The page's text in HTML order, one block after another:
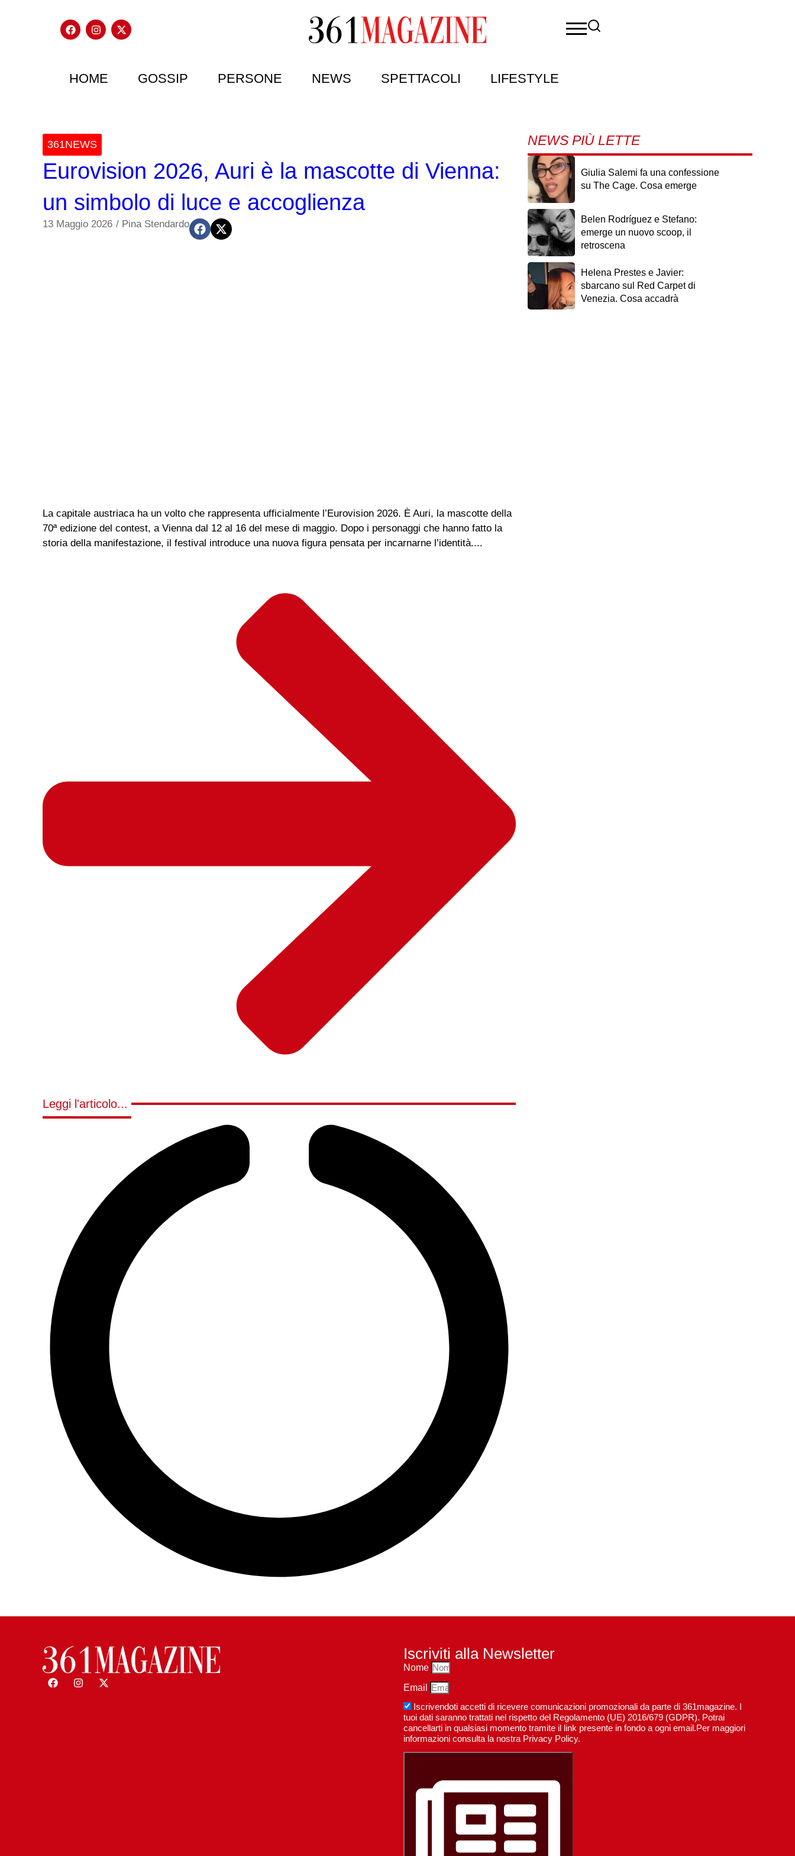
HOME GOSSIP PERSONE NEWS SPETTACOLI LIFESTYLE
361NEWS
Eurovision 2026, Auri è la mascotte di Vienna:
un simbolo di luce e accoglienza
13 Maggio 2026 / Pina Stendardo
La capitale austriaca ha un volto che rappresenta ufficialmente l’Eurovision 2026. È Auri, la mascotte della
70ª edizione del contest, a Vienna dal 12 al 16 del mese di maggio. Dopo i personaggi che hanno fatto la
storia della manifestazione, il festival introduce una nuova figura pensata per incarnarne l’identità....
Leggi l'articolo...
NEWS PIÙ LETTE
Giulia Salemi fa una confessione
su The Cage. Cosa emerge
Belen Rodríguez e Stefano:
emerge un nuovo scoop, il
retroscena
Helena Prestes e Javier:
sbarcano sul Red Carpet di
Venezia. Cosa accadrà
Iscriviti alla Newsletter
Nome
Email
Iscrivendoti accetti di ricevere comunicazioni promozionali da parte di 361magazine. I
tuoi dati saranno trattati nel rispetto del Regolamento (UE) 2016/679 (GDPR). Potrai
cancellarti in qualsiasi momento tramite il link presente in fondo a ogni email.Per maggiori
informazioni consulta la nostra Privacy Policy.